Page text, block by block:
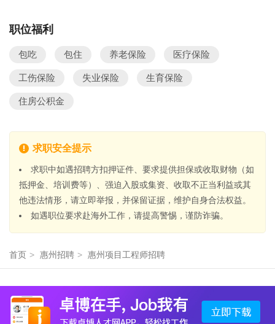
职位福利
包吃 包住 养老保险 医疗保险
工伤保险 失业保险 生育保险
住房公积金
求职安全提示
求职中如遇招聘方扣押证件、要求提供担保或收取财物（如
抵押金、培训费等）、强迫入股或集资、收取不正当利益或其
他违法情形，请立即举报，并保留证据，维护自身合法权益。
如遇职位要求赴海外工作，请提高警惕，谨防诈骗。
首页 > 惠州招聘 > 惠州项目工程师招聘